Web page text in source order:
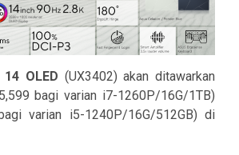
OLED (UX3402) akan ditawarkan
bagi varian i7-1260P/16G/1TB)
varian i5-1240P/16G/512GB) di